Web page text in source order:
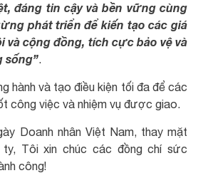
đáng tin cậy và bền vững cùng
phát triển để kiến tạo các giá
và cộng đồng, tích cực bảo vệ và
sống”.
hành và tạo điều kiện tối đa để các
công việc và nhiệm vụ được giao.
Doanh nhân Việt Nam, thay mặt
ty, Tôi xin chúc các đồng chí sức
công!